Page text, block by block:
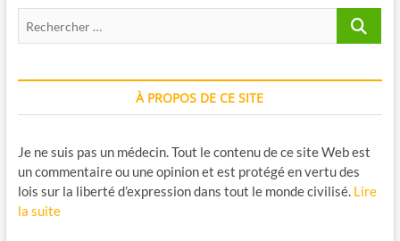
poids
À PROPOS DE CE SITE
Je ne suis pas un médecin. Tout le contenu de ce site Web est
un commentaire ou une opinion et est protégé en vertu des
lois sur la liberté d’expression dans tout le monde civilisé. Lire
la suite